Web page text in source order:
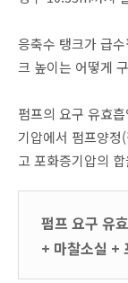
응축수 탱크가 급
크 높이는 어떻게
펌프의 요구 유효
기압에서 펌프양정
고 포화증기압의
펌프 요구 유
+ 마찰소실 +